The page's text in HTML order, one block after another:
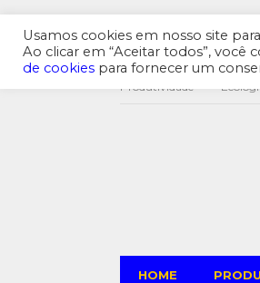
Produtividade
HOME
Usamos cookies em nosso site
Ao clicar em “Aceitar todos”, você
de cookies para fornecer um